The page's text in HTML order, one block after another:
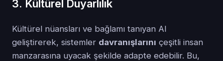
3. Kültürel Duyarlılık
Kültürel nüansları ve bağlamı tanıyan AI
geliştirerek, sistemler davranışlarını çeşitli insan
manzarasına uyacak şekilde adapte edebilir. Bu,